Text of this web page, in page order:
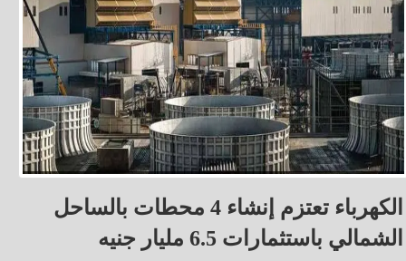
الكهرباء تعتزم إنشاء 4 محطات بالساحل
الشمالي باستثمارات 6.5 مليار جنيه